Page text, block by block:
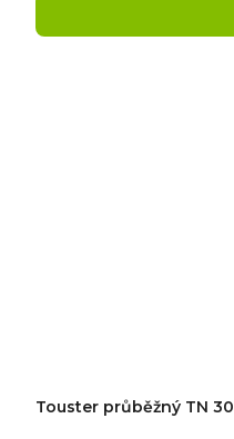
Touster průběžný TN 30